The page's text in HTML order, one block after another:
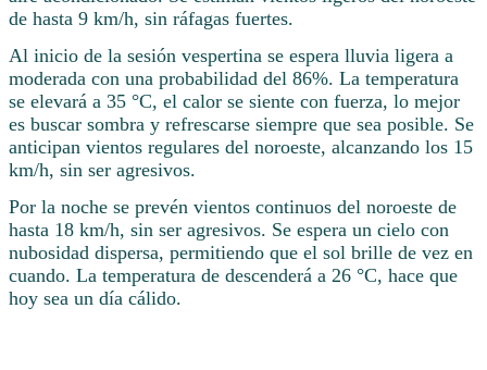
de hasta 9 km/h, sin ráfagas fuertes.
Al inicio de la sesión vespertina se espera lluvia ligera a
moderada con una probabilidad del 86%. La temperatura
se elevará a 35 °C, el calor se siente con fuerza, lo mejor
es buscar sombra y refrescarse siempre que sea posible. Se
anticipan vientos regulares del noroeste, alcanzando los 15
km/h, sin ser agresivos.
Por la noche se prevén vientos continuos del noroeste de
hasta 18 km/h, sin ser agresivos. Se espera un cielo con
nubosidad dispersa, permitiendo que el sol brille de vez en
cuando. La temperatura de descenderá a 26 °C, hace que
hoy sea un día cálido.